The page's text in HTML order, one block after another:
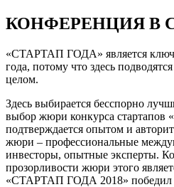
КОНФЕРЕНЦИЯ В
«СТАРТАП ГОДА» является
года, потому что здесь
целом.
Здесь выбирается бесспорно
выбор жюри конкурса
подтверждается опытом и
жюри – профессиональные
инвесторы, опытные эксперты.
прозорливости жюри этого
«СТАРТАП ГОДА 2018» победил